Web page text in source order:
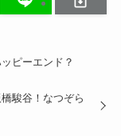
ピーエンド？
駿谷！なつぞら